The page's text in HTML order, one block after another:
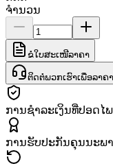
ຈຳນວນ
ຂໍໃບສະເໜີລາຄາ
ຕິດຕໍ່ພວກເຮົາເພື່ອລາຄ
ການຊຳລະເງິນທີ່ປອດໄພ
ການຮັບປະກັນຄຸນນະພ